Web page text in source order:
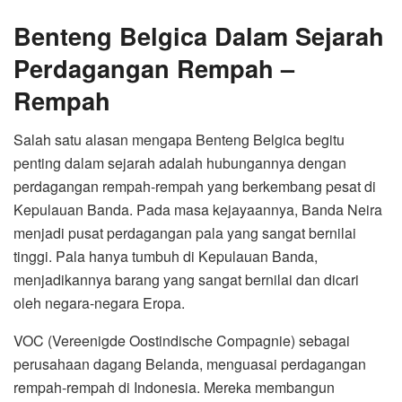
Benteng Belgica Dalam Sejarah
Perdagangan Rempah –
Rempah
Salah satu alasan mengapa Benteng Belgica begitu
penting dalam sejarah adalah hubungannya dengan
perdagangan rempah-rempah yang berkembang pesat di
Kepulauan Banda. Pada masa kejayaannya, Banda Neira
menjadi pusat perdagangan pala yang sangat bernilai
tinggi. Pala hanya tumbuh di Kepulauan Banda,
menjadikannya barang yang sangat bernilai dan dicari
oleh negara-negara Eropa.
VOC (Vereenigde Oostindische Compagnie) sebagai
perusahaan dagang Belanda, menguasai perdagangan
rempah-rempah di Indonesia. Mereka membangun